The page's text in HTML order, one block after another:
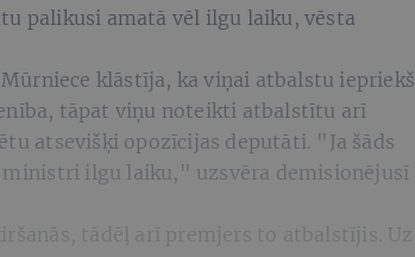
palikusi amatā vēl ilgu laiku, vēsta
klāstīja, ka viņai atbalstu iepriekš
tāpat viņu noteikti atbalstītu arī
atsevišķi opozīcijas deputāti. "Ja šāds
ilgu laiku," uzsvēra demisionējusī
tādēļ arī premjers to atbalstījis. Uz